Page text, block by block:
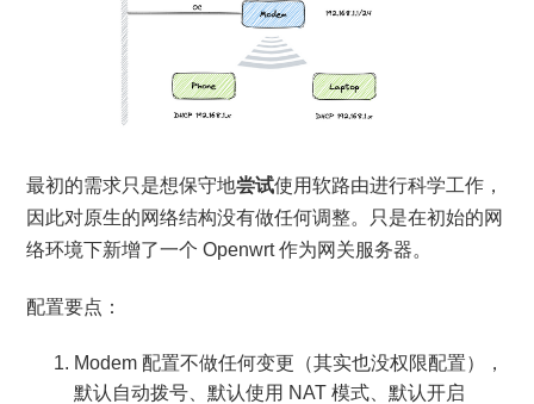
最初的需求只是想保守地尝试使用软路由进行科学工作，
因此对原生的网络结构没有做任何调整。只是在初始的网
络环境下新增了一个 Openwrt 作为网关服务器。
配置要点：
Modem 配置不做任何变更（其实也没权限配置），
默认自动拨号、默认使用 NAT 模式、默认开启